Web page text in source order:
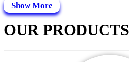
Show More
OUR PRODUCTS